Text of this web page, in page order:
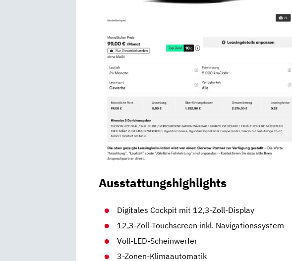
Ausstattungshighlights
Digitales Cockpit mit 12,3-Zoll-Display
12,3-Zoll-Touchscreen inkl. Navigationssystem
Voll-LED-Scheinwerfer
3-Zonen-Klimaautomatik